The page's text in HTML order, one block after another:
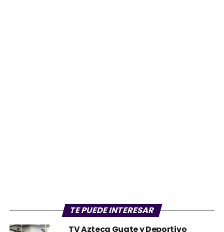
TE PUEDE INTERESAR
TV Azteca Guate y Deportivo